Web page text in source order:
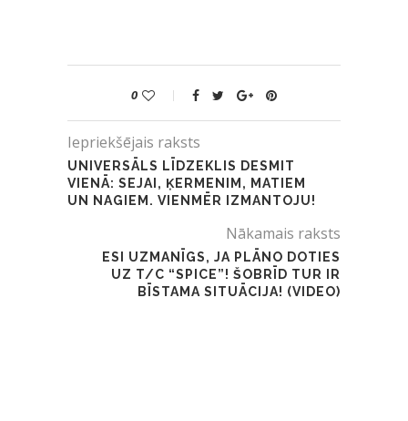
0
Iepriekšējais raksts
UNIVERSĀLS LĪDZEKLIS DESMIT
VIENĀ: SEJAI, ĶERMENIM, MATIEM
UN NAGIEM. VIENMĒR IZMANTOJU!
Nākamais raksts
ESI UZMANĪGS, JA PLĀNO DOTIES
UZ T/C “SPICE”! ŠOBRĪD TUR IR
BĪSTAMA SITUĀCIJA! (VIDEO)